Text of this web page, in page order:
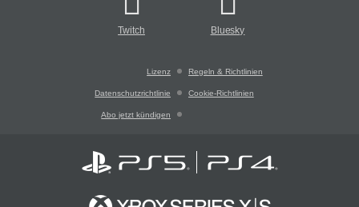
Twitch Bluesky
Lizenz Regeln & Richtlinien
Datenschutzrichtlinie Cookie-Richtlinien
Abo jetzt kündigen